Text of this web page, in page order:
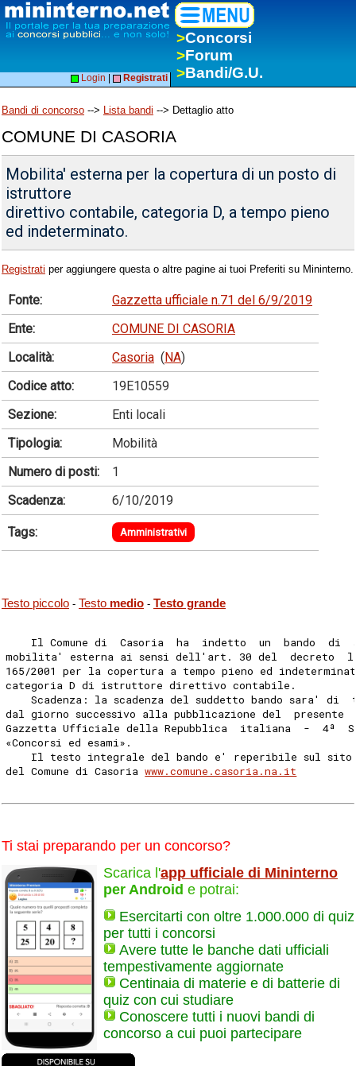
>Concorsi
>Forum
>Bandi/G.U.
Login Registrati
Bandi di concorso --> Lista bandi --> Dettaglio atto
COMUNE DI CASORIA
Mobilita' esterna per la copertura di un posto di
istruttore
direttivo contabile, categoria D, a tempo pieno
ed indeterminato.
Registrati per aggiungere questa o altre pagine ai tuoi Preferiti su Mininterno.
Fonte:
Gazzetta ufficiale n.71 del 6/9/2019
Ente:
COMUNE DI CASORIA
Località:
Casoria (NA)
Codice atto:
19E10559
Sezione:
Enti locali
Tipologia:
Mobilità
Numero di posti:
1
Scadenza:
6/10/2019
Tags: Amministrativi
Testo piccolo - Testo medio - Testo grande
Il Comune di  Casoria  ha  indetto  un  bando  di
mobilita' esterna ai sensi dell'art. 30 del  decreto
165/2001 per la copertura a tempo pieno ed
categoria D di istruttore direttivo contabile.
Scadenza: la scadenza del suddetto bando sara' di
dal giorno successivo alla pubblicazione del  presente
Gazzetta Ufficiale della Repubblica  italiana  -  4ª
«Concorsi ed esami».
Il testo integrale del bando e' reperibile sul sito
del Comune di Casoria www.comune.casoria.na.it
Ti stai preparando per un concorso?
Scarica l'app ufficiale di Mininterno
per Android e potrai:
Esercitarti con oltre 1.000.000 di quiz
per tutti i concorsi
Avere tutte le banche dati ufficiali
tempestivamente aggiornate
Centinaia di materie e di batterie di
quiz con cui studiare
Conoscere tutti i nuovi bandi di
concorso a cui puoi partecipare